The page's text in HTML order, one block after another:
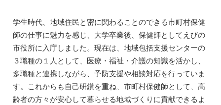
学生時代、地域住民と密に関わることのできる市町村保健
師の仕事に魅力を感じ、大学卒業後、保健師としてえびの
市役所に入庁しました。現在は、地域包括支援センターの
３職種の１人として、医療・福祉・介護の知識を活かし、
多職種と連携しながら、予防支援や相談対応を行っていま
す。これからも自己研鑽を重ね、市町村保健師として、高
齢者の方々が安心して暮らせる地域づくりに貢献できるよ